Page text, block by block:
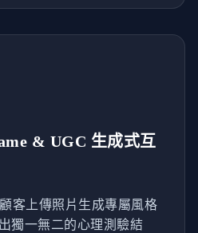
& UGC 生成式互
客上傳照片生成專屬風格
獨一無二的心理測驗結